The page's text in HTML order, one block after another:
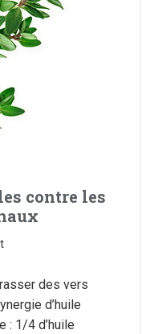
contre les
des vers
d’huile
: 1/4 d’huile